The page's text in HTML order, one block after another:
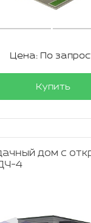
Цена: По
Купить
дом с
4